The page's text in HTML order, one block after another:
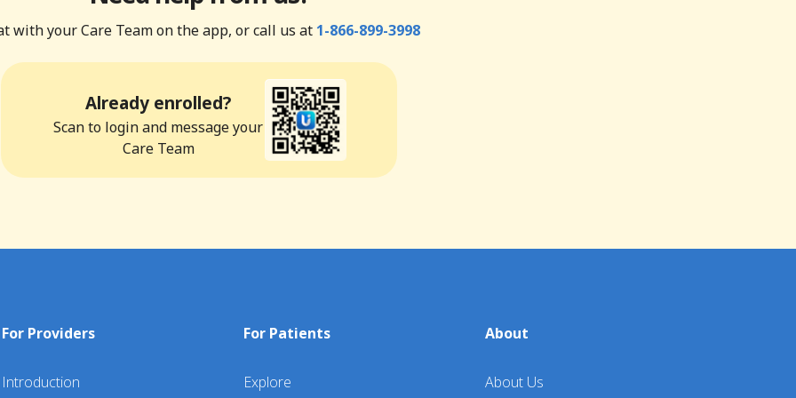
with your Care Team on the app, or call us at 1-866-899-3998
Already enrolled?
Scan to login and message your
Care Team
For Providers
Introduction
For Patients
Explore
About
About Us